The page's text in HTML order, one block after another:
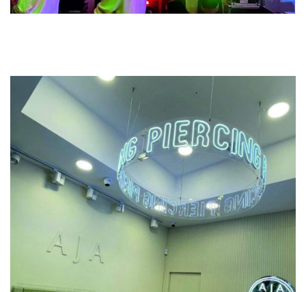
Previous
Next